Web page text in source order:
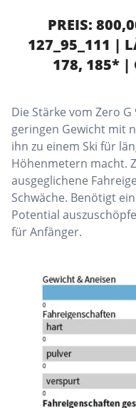
PREIS:
127_95_111 |
178, 185* |
Die Stärke vom Zero
geringen Gewicht mit
ihn zu einem Ski für
Höhenmetern macht.
ausgeglichene
Schwäche. Benötigt
Potential
für Anfänger.